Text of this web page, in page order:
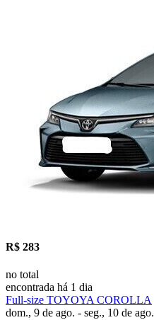
R$ 283
no total
encontrada há 1 dia
Full-size TOYOYA COROLLA
dom., 9 de ago. - seg., 10 de ago.